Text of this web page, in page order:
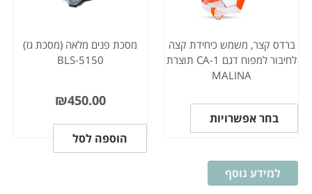
ברדס קצר, משמש כיחידת קצה
לחיבור למפוח דגם CA-1 תוצרת
MALINA
בחר אפשרויות
למידע נוסף
מסכת פנים מלאה (מסכת גז)
BLS-5150
₪450.00
הוספה לסל